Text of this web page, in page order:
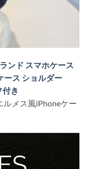
ンド スマホケース
ース ショルダー
き
メス風iPhoneケー